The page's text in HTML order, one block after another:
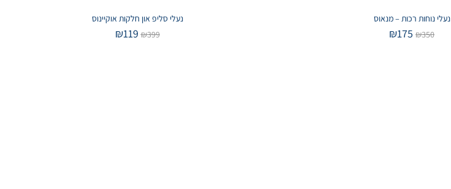
נעלי נוחות רכות – מנאוס
₪350
₪175
נעלי סליפ און חלקות אוקיינוס
₪399
₪119